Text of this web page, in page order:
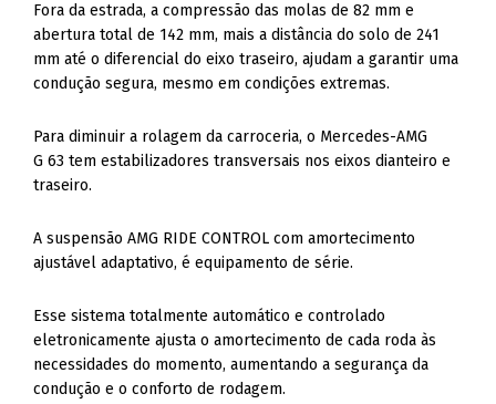
Fora da estrada, a compressão das molas de 82 mm e
abertura total de 142 mm, mais a distância do solo de 241
mm até o diferencial do eixo traseiro, ajudam a garantir uma
condução segura, mesmo em condições extremas.
Para diminuir a rolagem da carroceria, o Mercedes-AMG
G 63 tem estabilizadores transversais nos eixos dianteiro e
traseiro.
A suspensão AMG RIDE CONTROL com amortecimento
ajustável adaptativo, é equipamento de série.
Esse sistema totalmente automático e controlado
eletronicamente ajusta o amortecimento de cada roda às
necessidades do momento, aumentando a segurança da
condução e o conforto de rodagem.